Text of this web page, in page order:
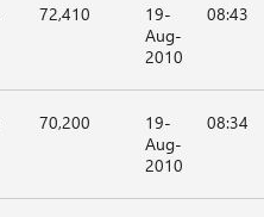
72,410
19-
Aug-
2010
08:43
70,200
19-
Aug-
2010
08:34